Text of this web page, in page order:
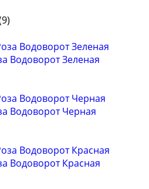
Водоворот Зеленая
Водоворот Черная
Водоворот Красная